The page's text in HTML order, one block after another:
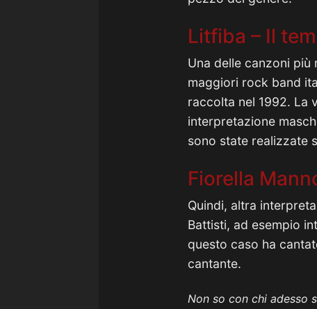
Litfiba – Il
Una delle canzoni
maggiori rock band
raccolta nel 1992. La
interpretazione
sono state realizzate
Fiorella
Quindi, altra
Battisti, ad esempio
questo caso ha
cantante.
Non so con chi adesso